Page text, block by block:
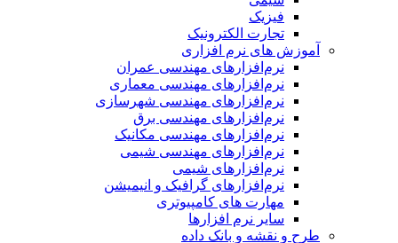
فیزیک
تجارت الکترونیک
آموزش های نرم افزاری
نرم‌افزارهای مهندسی عمران
نرم‌افزارهای مهندسی معماری
نرم‌افزارهای مهندسی شهرسازی
نرم‌افزارهای مهندسی برق
نرم‌افزارهای مهندسی مکانیک
نرم‌افزارهای مهندسی شیمی
نرم‌افزارهای شیمی
نرم‌افزارهای گرافیک و انیمیشن
مهارت های کامپیوتری
سایر نرم افزارها
طرح و نقشه و بانک داده